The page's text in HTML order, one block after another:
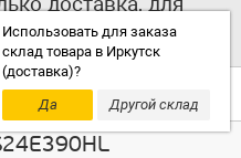
Использовать для заказа
склад товара в Иркутск
(доставка)?
Да
Другой склад
выбирайте
другой склад!